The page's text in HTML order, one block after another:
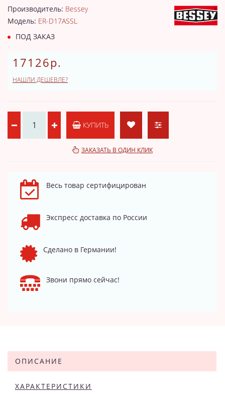
Производитель: Bessey
Модель: ER-D17ASSL
ПОД ЗАКАЗ
17126р.
НАШЛИ ДЕШЕВЛЕ?
КУПИТЬ
ЗАКАЗАТЬ В ОДИН КЛИК
Весь товар сертифицирован
Экспресс доставка по России
Сделано в Германии!
Звони прямо сейчас!
ОПИСАНИЕ
ХАРАКТЕРИСТИКИ